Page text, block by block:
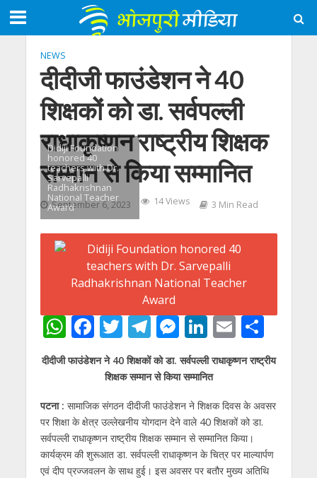
NEWS
दीदीजी फाउंडेशन ने 40
शिक्षकों को डा. सर्वपल्ली
राधाकृष्णन राष्ट्रीय शिक्षक
सम्मान से किया सम्मानित
September 6, 2023 14 Views 3 Min Read
Didiji Foundation
honored 40
teachers with Dr.
Sarvepalli
Radhakrishnan
National Teacher
Award
W
h
at
A
p
p
F
ac
e
b
o
o
k
T
w
itt
er
T
el
e
gr
a
m
M
e
ss
e
n
g
er
Li
n
k
dI
n
E
m
ai
S
h
ar
दीदीजी फाउंडेशन ने 40 शिक्षकों को डा. सर्वपल्ली राधाकृष्णन राष्ट्रीय
शिक्षक सम्मान से किया सम्मानित
पटना : सामाजिक संगठन दीदीजी फाउंडेशन ने शिक्षक दिवस के अवसर
पर शिक्षा के क्षेत्र उल्लेखनीय योगदान देने वाले 40 शिक्षकों को डा.
सर्वपल्ली राधाकृष्णन राष्ट्रीय शिक्षक सम्मान से सम्मानित किया।
कार्यक्रम की शुरूआत डा. सर्वपल्ली राधाकृष्णन के चित्र पर माल्यार्पण
एवं दीप प्रज्जवलन के साथ हुई। इस अवसर पर बतौर मुख्य अतिथि